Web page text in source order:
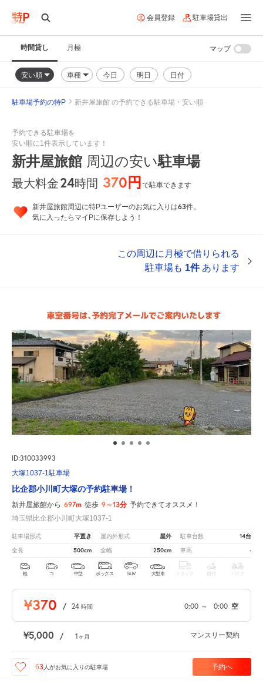
会員登録 駐車場貸出
時間貸し 月極
安い順 車種 今日 明日 日付
マップ
駐車場予約の特P 新井屋旅館 の予約できる駐車場・安い順
予約できる駐車場を
安い順に1件表示しています！
新井屋旅館 周辺の安い駐車場
最大料金24時間 370円で駐車できます
新井屋旅館周辺に特Pユーザーのお気に入りは63件。
気に入ったらマイPに保存しよう！
この周辺に月極で借りられる
駐車場も 1件あります
ID:310033993
大塚1037-1駐車場
比企郡小川町大塚の予約駐車場！
新井屋旅館から 697m 徒歩 9～13分 予約できてオススメ！
埼玉県比企郡小川町大塚1037-1
駐車場形式 平置き 屋内外形式 屋外 駐車台数 14台
全長 500cm 全幅 250cm 車高 -
軽 コ 中型 ボックス SUV 大型車 トラック 原付 バイク
¥370 / 24 時間 0:00 ～ 0:00 空
¥5,000 / 1ヶ月 マンスリー契約
63人がお気に入りの駐車場 予約へ